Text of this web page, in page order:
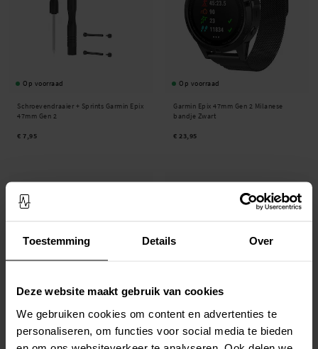
Toestemming Details Over
Deze website maakt gebruik van cookies
We gebruiken cookies om content en advertenties te
personaliseren, om functies voor social media te bieden
Op voorraad
Schroevendraaier + Sprints Garmin Epix
47mm Gen 2
€ 7,95
Op voorraad
Garmin Epix 47mm Gen 2 Milanese
bandje Zwart
€ 23,95
Op voorraad
Garmin Epix 47mm Gen 2 Milanese
Op voorraad